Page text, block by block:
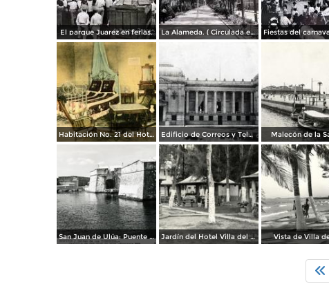
El parque Juarez en ferias. La Alameda. ( Circulada el 22 de Febrero de 1946 ).
Habitación No. 21 del Hotel Diligencias Edificio de Correos y Telégrafos Malecón de la
San Juan de Ulúa: Puente de los suspiros y celdas de los tormentos Jardín del Hotel Villa del Mar Vista de Villa